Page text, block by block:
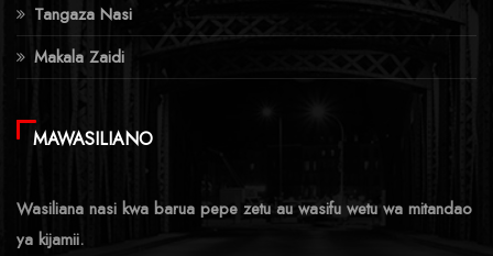
Tangaza Nasi
Makala Zaidi
MAWASILIANO
Wasiliana nasi kwa barua pepe zetu au wasifu wetu wa mitandao
ya kijamii.